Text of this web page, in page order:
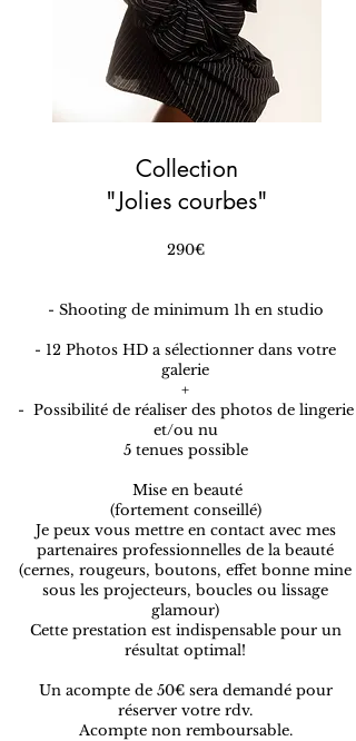
Collection
"Jolies courbes"
290€​
- Shooting de minimum 1h en studio
- 12 Photos HD a sélectionner dans votre
galerie
​+
- Possibilité de réaliser des photos de lingerie
et/ou nu
​​​5 tenues possible
Mise en beauté
(fortement conseillé)
Je peux vous mettre en contact avec mes
partenaires professionnelles de la beauté
(cernes, rougeurs, boutons, effet bonne mine
sous les projecteurs, boucles ou lissage
glamour)
Cette prestation est indispensable pour un
résultat optimal!
Un acompte de 50€ sera demandé pour
réserver votre rdv.
Acompte non remboursable.